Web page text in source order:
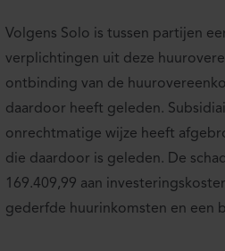
Volgens Solo is tussen partijen
verplichtingen uit deze
ontbinding van de
daardoor heeft geleden.
onrechtmatige wijze heeft
die daardoor is geleden. De
169.409,99 aan
gederfde huurinkomsten en een